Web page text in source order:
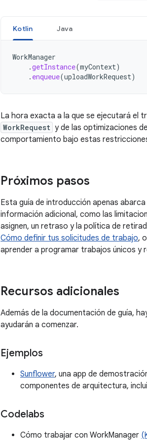
Kotlin Java
WorkManager
.getInstance(myContext)
. enqueue(uploadWorkRequest)
La hora exacta a la que se ejecutará el
WorkRequest y de las optimizaciones
comportamiento bajo estas
Próximos pasos
Esta guía de introducción apenas
información adicional, como las
asignen, un retraso y la política de
Cómo definir tus solicitudes de trabajo,
aprender a programar trabajos únicos y
Recursos adicionales
Además de la documentación de guía,
ayudarán a comenzar.
Ejemplos
Sunflower, una app de
componentes de arquitectura,
Codelabs
Cómo trabajar con WorkManager